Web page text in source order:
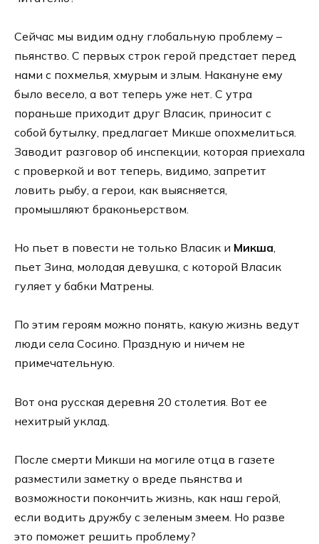
Сейчас мы видим одну глобальную проблему –
пьянство. С первых строк герой предстает перед
нами с похмелья, хмурым и злым. Накануне ему
было весело, а вот теперь уже нет. С утра
пораньше приходит друг Власик, приносит с
собой бутылку, предлагает Микше опохмелиться.
Заводит разговор об инспекции, которая приехала
с проверкой и вот теперь, видимо, запретит
ловить рыбу, а герои, как выясняется,
промышляют браконьерством.
Но пьет в повести не только Власик и Микша,
пьет Зина, молодая девушка, с которой Власик
гуляет у бабки Матрены.
По этим героям можно понять, какую жизнь ведут
люди села Сосино. Праздную и ничем не
примечательную.
Вот она русская деревня 20 столетия. Вот ее
нехитрый уклад.
После смерти Микши на могиле отца в газете
разместили заметку о вреде пьянства и
возможности покончить жизнь, как наш герой,
если водить дружбу с зеленым змеем. Но разве
это поможет решить проблему?